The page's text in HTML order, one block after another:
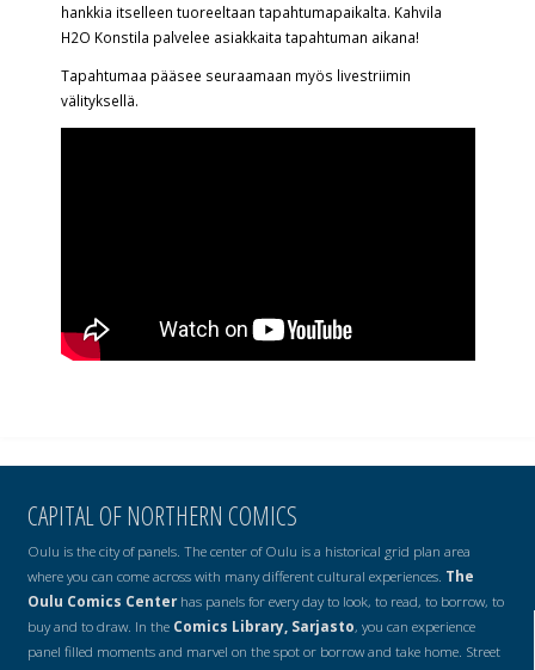
hankkia itselleen tuoreeltaan tapahtumapaikalta. Kahvila
H2O Konstila palvelee asiakkaita tapahtuman aikana!
Tapahtumaa pääsee seuraamaan myös livestriimin
välityksellä.
CAPITAL OF NORTHERN COMICS
Oulu is the city of panels. The center of Oulu is a historical grid plan area
where you can come across with many different cultural experiences. The
Oulu Comics Centerhas panels for every day to look, to read, to borrow, to
buy and to draw. In the Comics Library, Sarjasto, you can experience
panel filled moments and marvel on the spot or borrow and take home. Street